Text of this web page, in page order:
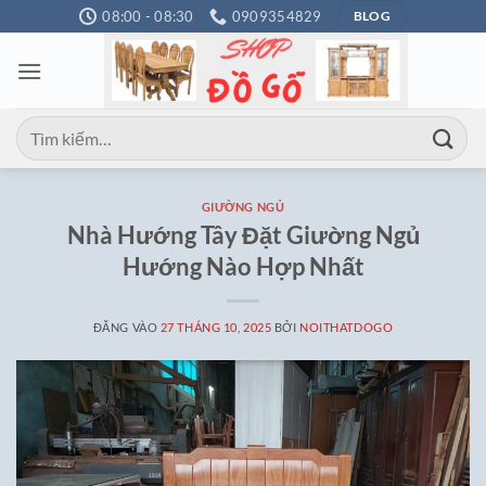
qua
nội
08:00 - 08:30 0909354829 BLOG
Tìm
kiếm:
GIƯỜNG NGỦ
Nhà Hướng Tây Đặt Giường Ngủ
Hướng Nào Hợp Nhất
ĐĂNG VÀO 27 THÁNG 10, 2025 BỞI NOITHATDOGO